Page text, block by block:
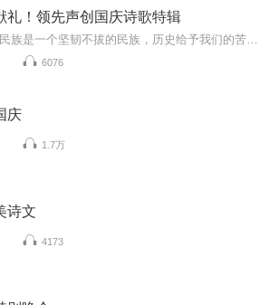
礼！领先声创国庆诗歌特辑
6076
庆
1.7万
诗文
4173